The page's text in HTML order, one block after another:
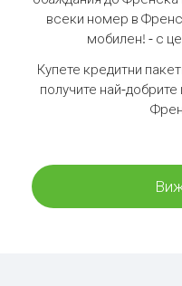
всеки номер в
мобилен! - с
Купете кредитни
получите най-